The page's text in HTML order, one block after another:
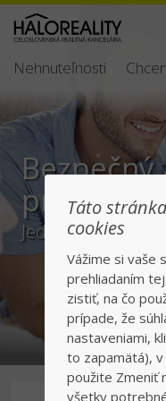
Nehnuteľnosti
predaj/
Jednotka v
Táto
cookies
Vážime si vaše
prehliadaním
zistiť, na čo
prípade, že
nastaveniami,
to zapamätá),
použite Zmeniť
všetky